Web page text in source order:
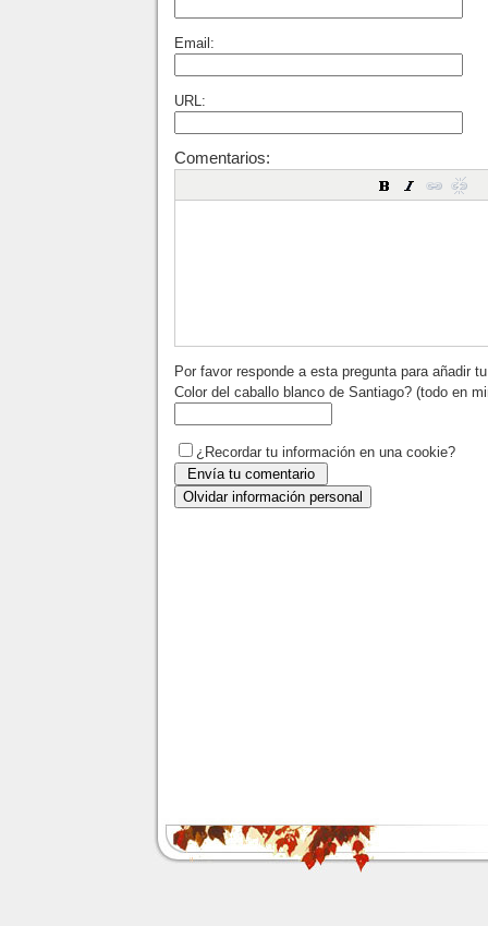
Email:
URL:
Comentarios:
Por favor responde a esta pregunta para añadir
Color del caballo blanco de Santiago? (todo en
¿Recordar tu información en una cookie?